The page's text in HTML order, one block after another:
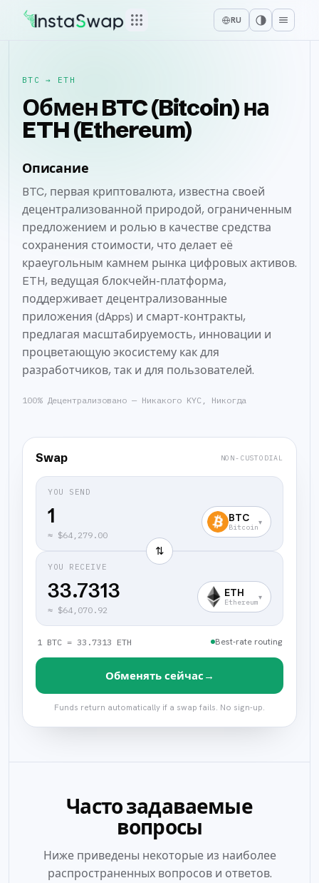
RU
BTC → ETH
Обмен BTC (Bitcoin) на
ETH (Ethereum)
Описание
BTC, первая криптовалюта, известна своей
децентрализованной природой, ограниченным
предложением и ролью в качестве средства
сохранения стоимости, что делает её
краеугольным камнем рынка цифровых активов.
ETH, ведущая блокчейн-платформа,
поддерживает децентрализованные
приложения (dApps) и смарт-контракты,
предлагая масштабируемость, инновации и
процветающую экосистему как для
разработчиков, так и для пользователей.
100% Децентрализовано — Никакого KYC, Никогда
Swap NON-CUSTODIAL
YOU SEND
≈ $64,279.00
BTC
Bitcoin
▾
⇅
YOU RECEIVE
33.7313
≈ $64,070.92
ETH
Ethereum
▾
1 BTC = 33.7313 ETH Best-rate routing
Обменять сейчас →
Funds return automatically if a swap fails. No sign-up.
Часто задаваемые
вопросы
Ниже приведены некоторые из наиболее
распространенных вопросов и ответов.